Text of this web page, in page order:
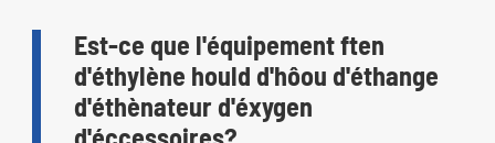
Est-ce que l'équipement ften
d'éthylène hould d'hôou d'éthange
d'éthènateur d'éxygen
d'éccessoires?